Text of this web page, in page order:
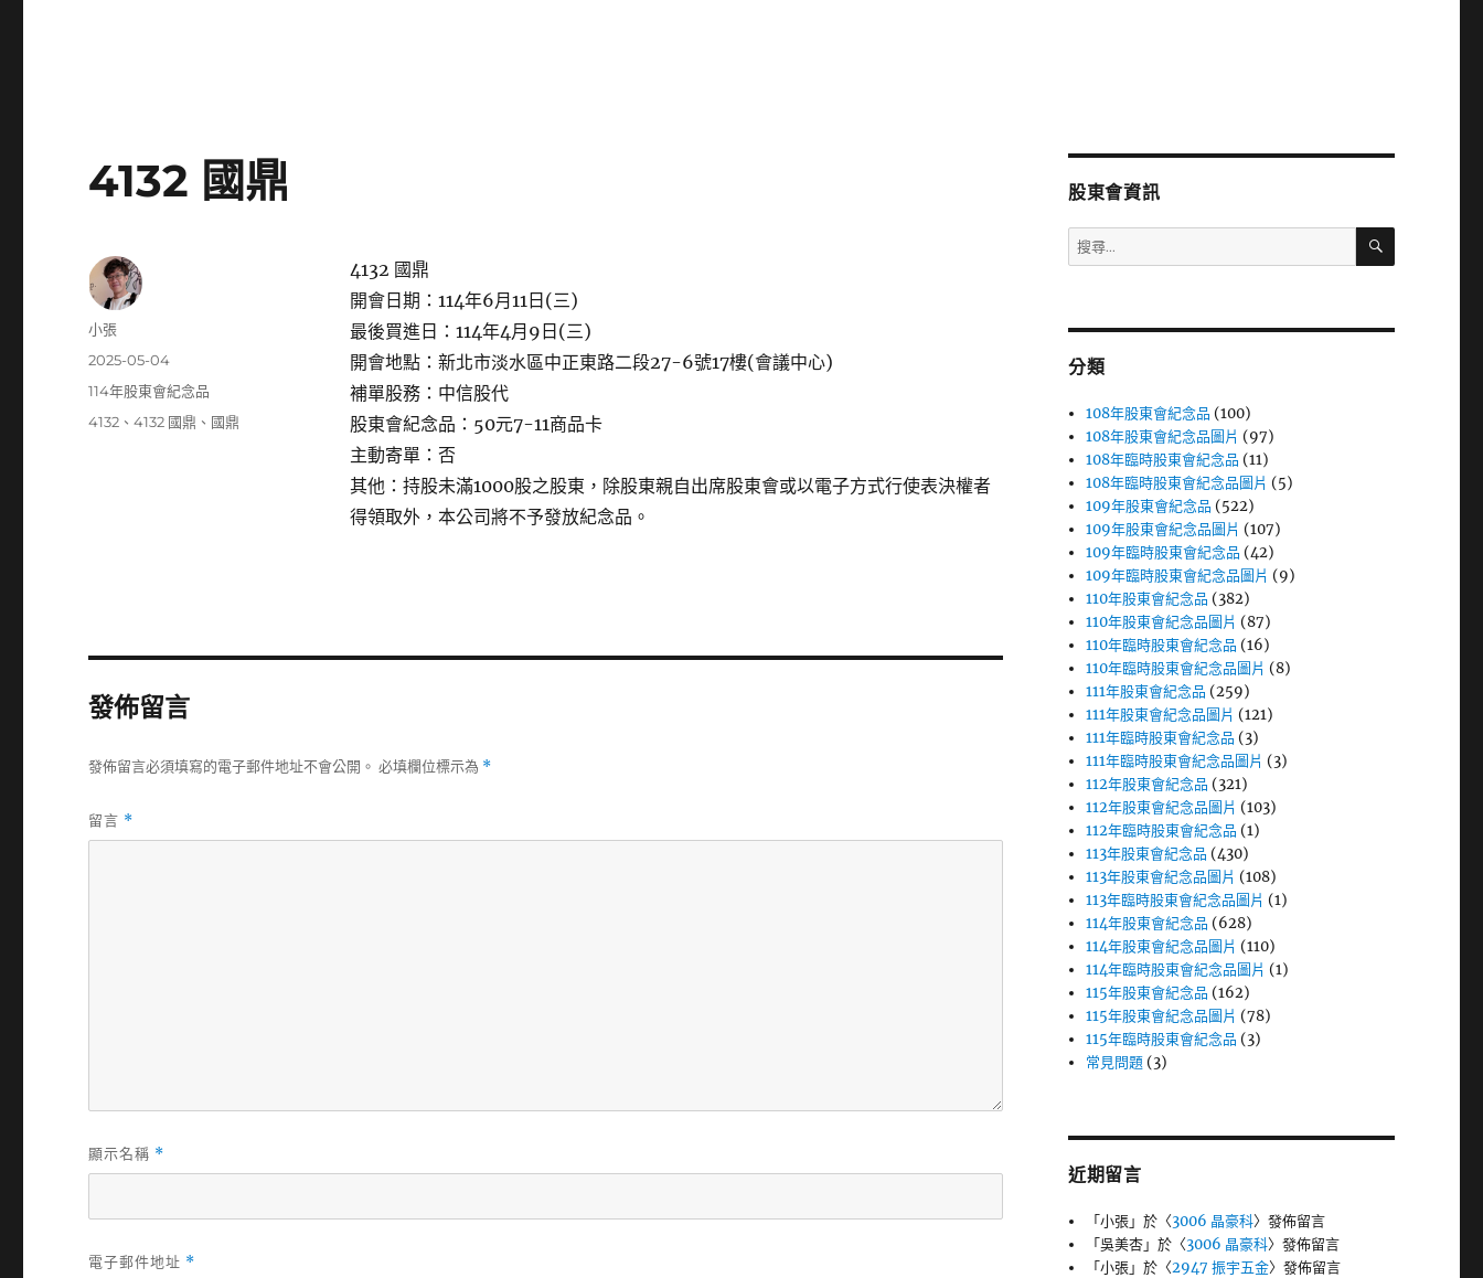
4132 國鼎
4132 國鼎
開會日期：114年6月11日(三)
最後買進日：114年4月9日(三)
開會地點：新北市淡水區中正東路二段27-6號17樓(會議中心)
補單股務：中信股代
股東會紀念品：50元7-11商品卡
主動寄單：否
其他：持股未滿1000股之股東，除股東親自出席股東會或以電子方式行使表決權者
得領取外，本公司將不予發放紀念品。
作
小張
發
期:
2025-05-04
分
114年股東會紀念品
標
4132 、4132 國鼎 、 國鼎
發佈留言
發佈留言必須填寫的電子郵件地址不會公開。 必填欄位標示為 *
留言 *
顯示名稱 *
電子郵件地址 *
股東會資訊
搜
尋
字:
搜
分類
108年股東會紀念品 (100)
108年股東會紀念品圖片 (97)
108年臨時股東會紀念品 (11)
108年臨時股東會紀念品圖片 (5)
109年股東會紀念品 (522)
109年股東會紀念品圖片 (107)
109年臨時股東會紀念品 (42)
109年臨時股東會紀念品圖片 (9)
110年股東會紀念品 (382)
110年股東會紀念品圖片 (87)
110年臨時股東會紀念品 (16)
110年臨時股東會紀念品圖片 (8)
111年股東會紀念品 (259)
111年股東會紀念品圖片 (121)
111年臨時股東會紀念品 (3)
111年臨時股東會紀念品圖片 (3)
112年股東會紀念品 (321)
112年股東會紀念品圖片 (103)
112年臨時股東會紀念品 (1)
113年股東會紀念品 (430)
113年股東會紀念品圖片 (108)
113年臨時股東會紀念品圖片 (1)
114年股東會紀念品 (628)
114年股東會紀念品圖片 (110)
114年臨時股東會紀念品圖片 (1)
115年股東會紀念品 (162)
115年股東會紀念品圖片 (78)
115年臨時股東會紀念品 (3)
常見問題 (3)
近期留言
「小張」於〈3006 晶豪科〉發佈留言
「吳美杏」於〈3006 晶豪科〉發佈留言
「小張」於〈2947 振宇五金〉發佈留言